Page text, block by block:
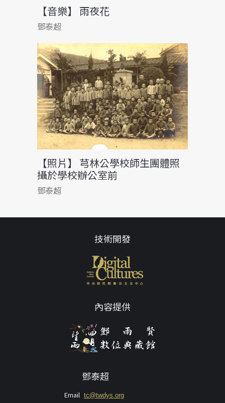
【音樂】 雨夜花
鄧泰超
【照片】 芎林公學校師生團體照
攝於學校辦公室前
鄧泰超
技術開發
內容提供
鄧泰超
Email tc@twdys.org